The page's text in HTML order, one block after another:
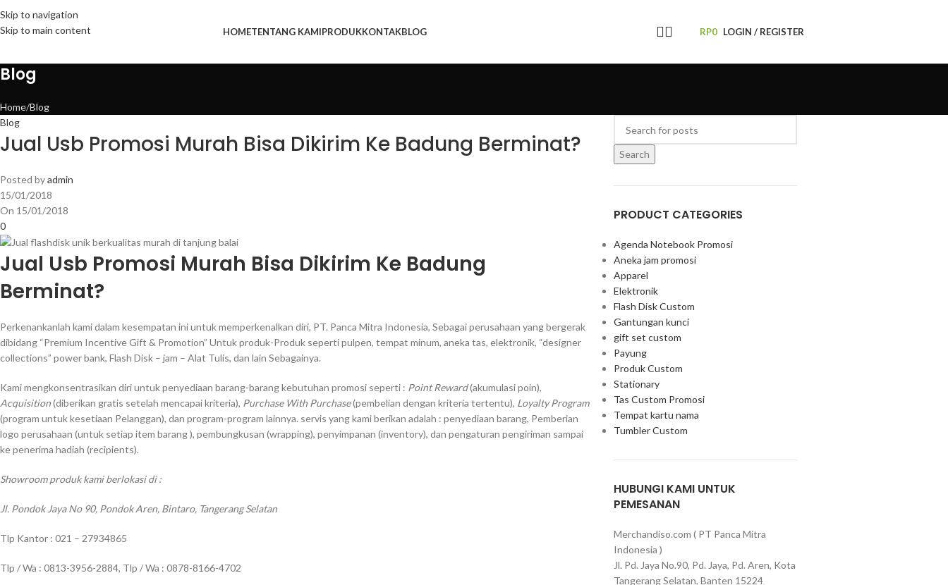
Skip to navigation
Skip to main content
HOMETENTANG KAMIPRODUKKONTAKBLOG RP0 LOGIN / REGISTER
Blog
Home Blog
Blog
Jual Usb Promosi Murah Bisa Dikirim Ke Badung Berminat?
Posted byadmin
15/01/2018
On 15/01/2018
0
Jual Usb Promosi Murah Bisa Dikirim Ke Badung
Berminat?
Perkenankanlah kami dalam kesempatan ini untuk memperkenalkan diri, PT. Panca Mitra Indonesia, Sebagai perusahaan yang bergerak
dibidang “Premium Incentive Gift & Promotion” Untuk produk-Produk seperti pulpen, tempat minum, aneka tas, elektronik, “designer
collections” power bank, Flash Disk – jam – Alat Tulis, dan lain Sebagainya.
Kami mengkonsentrasikan diri untuk penyediaan barang-barang kebutuhan promosi seperti : Point Reward(akumulasi poin),
Acquisition(diberikan gratis setelah mencapai kriteria), Purchase With Purchase(pembelian dengan kriteria tertentu), Loyalty Program
(program untuk kesetiaan Pelanggan), dan program-program lainnya. servis yang kami berikan adalah : penyediaan barang, Pemberian
logo perusahaan (untuk setiap item barang ), pembungkusan (wrapping), penyimpanan (inventory), dan pengaturan pengiriman sampai
ke penerima hadiah (recipients).
Showroom produk kami berlokasi di :
Jl. Pondok Jaya No 90, Pondok Aren, Bintaro, Tangerang Selatan
Tlp Kantor : 021 – 27934865
Tlp / Wa : 0813-3956-2884, Tlp / Wa : 0878-8166-4702
Search
PRODUCT CATEGORIES
Agenda Notebook Promosi
Aneka jam promosi
Apparel
Elektronik
Flash Disk Custom
Gantungan kunci
gift set custom
Payung
Produk Custom
Stationary
Tas Custom Promosi
Tempat kartu nama
Tumbler Custom
HUBUNGI KAMI UNTUK
PEMESANAN
Merchandiso.com ( PT Panca Mitra
Indonesia )
Jl. Pd. Jaya No.90, Pd. Jaya, Pd. Aren, Kota
Tangerang Selatan, Banten 15224